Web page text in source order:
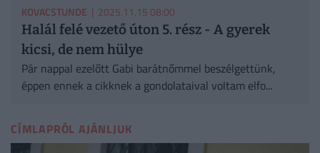
KOVACSTUNDE | 2025.11.15 08:00
Halál felé vezető úton 5. rész - A gyerek
kicsi, de nem hülye
Pár nappal ezelőtt Gabi barátnőmmel beszélgettünk,
éppen ennek a cikknek a gondolataival voltam elfo...
CÍMLAPRÓL AJÁNLJUK